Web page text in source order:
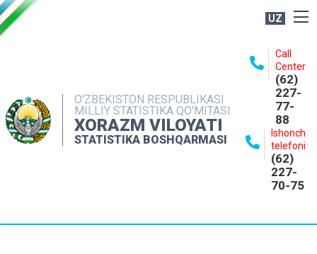
UZ
O'ZBEKISTON RESPUBLIKASI
MILLIY STATISTIKA QO'MITASI
XORAZM VILOYATI
STATISTIKA BOSHQARMASI
Call
Center
(62)
227-
77-
88
Ishonch
telefoni
(62)
227-
70-75
NASHRLAR
INTERAKTIV XIZMATLAR
MATBUOT XIZMATI